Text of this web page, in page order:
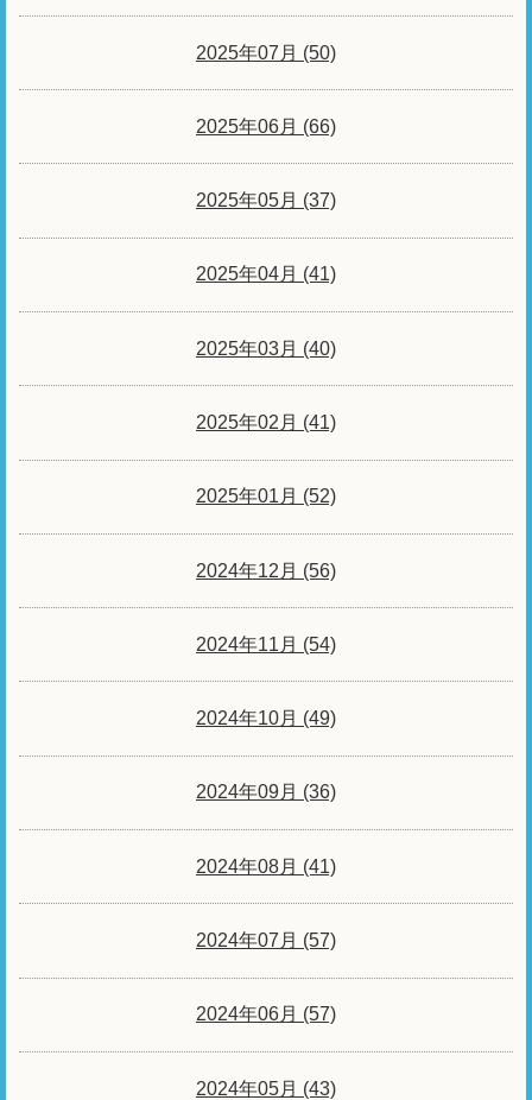
2025年07月 (50)
2025年06月 (66)
2025年05月 (37)
2025年04月 (41)
2025年03月 (40)
2025年02月 (41)
2025年01月 (52)
2024年12月 (56)
2024年11月 (54)
2024年10月 (49)
2024年09月 (36)
2024年08月 (41)
2024年07月 (57)
2024年06月 (57)
2024年05月 (43)